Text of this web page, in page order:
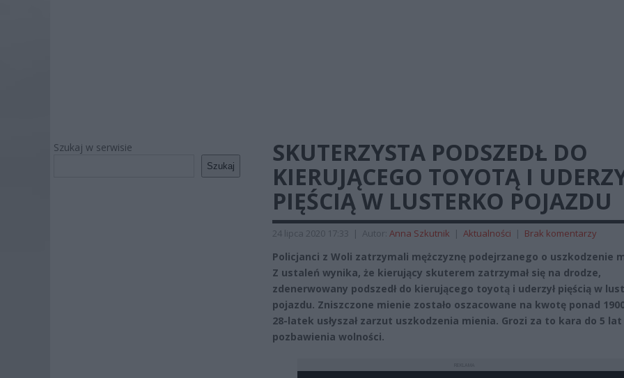
Szukaj w serwisie
Szukaj
SKUTERZYSTA PODSZEDŁ DO
KIERUJĄCEGO TOYOTĄ I
PIĘŚCIĄ W LUSTERKO POJAZDU
24 lipca 2020 17:33 | Autor: Anna Szkutnik | Aktualności | Brak komentarzy
Policjanci z Woli zatrzymali mężczyznę podejrzanego o uszkodzenie
Z ustaleń wynika, że kierujący skuterem zatrzymał się na drodze,
zdenerwowany podszedł do kierującego toyotą i uderzył pięścią w
pojazdu. Zniszczone mienie zostało oszacowane na kwotę ponad
28-latek usłyszał zarzut uszkodzenia mienia. Grozi za to kara do 5 lat
pozbawienia wolności.